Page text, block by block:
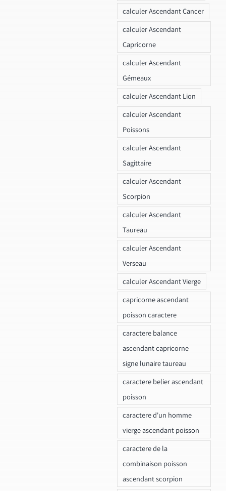
calculer Ascendant Cancer
calculer Ascendant
Capricorne
calculer Ascendant
Gémeaux
calculer Ascendant Lion
calculer Ascendant
Poissons
calculer Ascendant
Sagittaire
calculer Ascendant
Scorpion
calculer Ascendant
Taureau
calculer Ascendant
Verseau
calculer Ascendant Vierge
capricorne ascendant
poisson caractere
caractere balance
ascendant capricorne
signe lunaire taureau
caractere belier ascendant
poisson
caractere d'un homme
vierge ascendant poisson
caractere de la
combinaison poisson
ascendant scorpion